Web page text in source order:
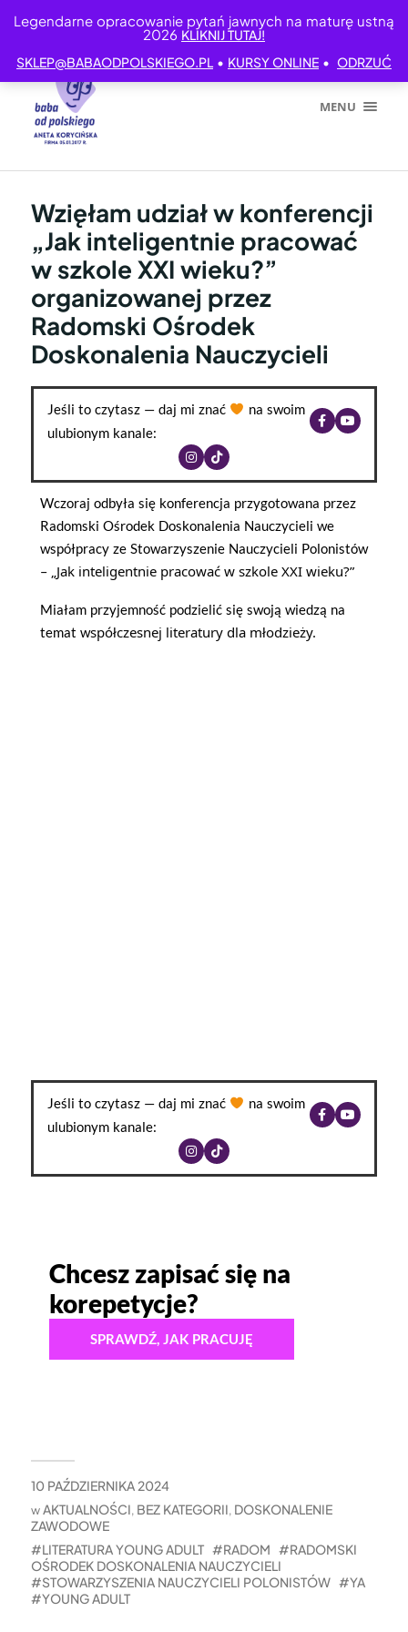
Legendarne opracowanie pytań jawnych na maturę ustną
2026 KLIKNIJ TUTAJ!
SKLEP@BABAODPOLSKIEGO.PL • KURSY ONLINE • ODRZUĆ
MENU
Wzięłam udział w konferencji
„Jak inteligentnie pracować
w szkole XXI wieku?”
organizowanej przez
Radomski Ośrodek
Doskonalenia Nauczycieli
Jeśli to czytasz — daj mi znać
na swoim
ulubionym kanale:
Wczoraj odbyła się konferencja przygotowana przez
Radomski Ośrodek Doskonalenia Nauczycieli we
współpracy ze Stowarzyszenie Nauczycieli Polonistów
– „Jak inteligentnie pracować w szkole XXI wieku?”
Miałam przyjemność podzielić się swoją wiedzą na
temat współczesnej literatury dla młodzieży.
Jeśli to czytasz — daj mi znać
na swoim
ulubionym kanale:
Chcesz zapisać się na
korepetycje?
SPRAWDŹ, JAK PRACUJĘ
10 PAŹDZIERNIKA 2024
wAKTUALNOŚCI, BEZ KATEGORII, DOSKONALENIE
ZAWODOWE
LITERATURA YOUNG ADULT
RADOM
RADOMSKI
OŚRODEK DOSKONALENIA NAUCZYCIELI
STOWARZYSZENIA NAUCZYCIELI POLONISTÓW
YA
YOUNG ADULT